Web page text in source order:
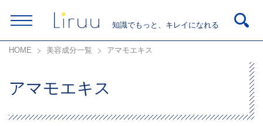
知識でもっと、キレイになれる
HOME 美容成分一覧 アマモエキス
アマモエキス